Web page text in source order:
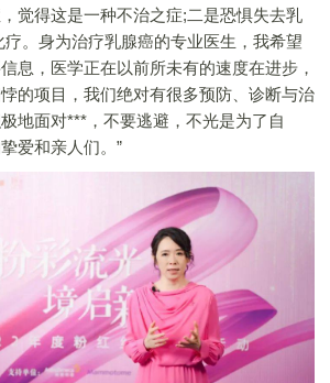
觉得这是一种不治之症;二是恐惧失去乳
疗。身为治疗乳腺癌的专业医生，我希望
息，医学正在以前所未有的速度在进步，
的项目，我们绝对有很多预防、诊断与治
地面对***，不要逃避，不光是为了自
爱和亲人们。”